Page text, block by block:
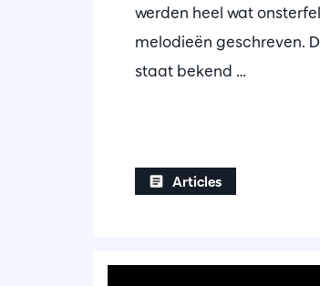
werden heel wat
melodieën geschreven.
staat bekend …
Articles